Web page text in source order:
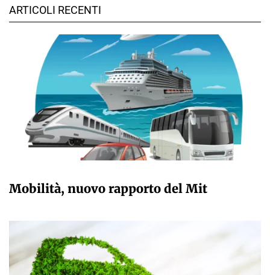
ARTICOLI RECENTI
Mobilità, nuovo rapporto del Mit